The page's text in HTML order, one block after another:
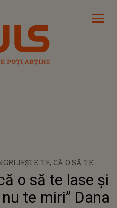
TE, CĂ O SĂ TE
ŞI SOŢUL TĂU ŞI SĂ NU TE
DANA NĂLBARU, ASPRU
DE FANI PENTRU
ÎN CARE ARATĂ
o să te lase şi
te miri” Dana